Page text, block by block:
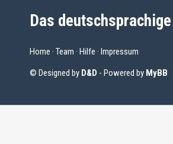
Das
Home · Team · Hilfe · Impressum
© Designed by D&D - Powered by MyBB